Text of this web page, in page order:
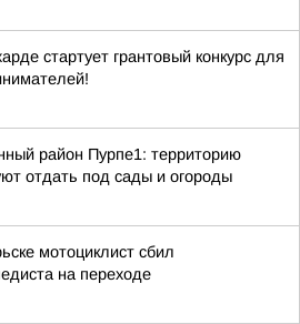
стартует грантовый конкурс для
район Пурпе1: территорию
отдать под сады и огороды
мотоциклист сбил
на переходе